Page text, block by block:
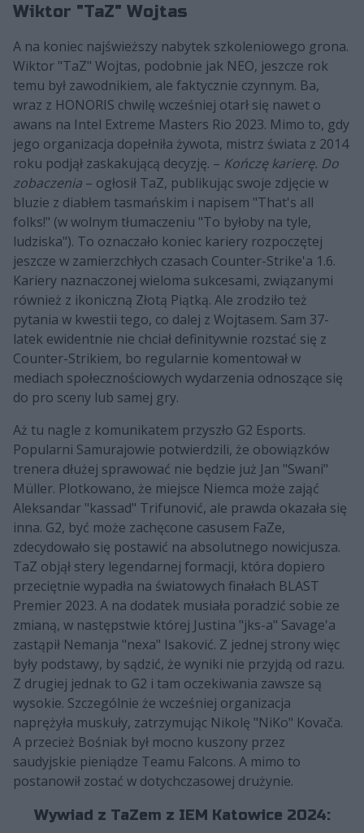
Wiktor "TaZ" Wojtas
A na koniec najświeższy nabytek szkoleniowego grona.
Wiktor "TaZ" Wojtas, podobnie jak NEO, jeszcze rok
temu był zawodnikiem, ale faktycznie czynnym. Ba,
wraz z HONORIS chwilę wcześniej otarł się nawet o
awans na Intel Extreme Masters Rio 2023. Mimo to, gdy
jego organizacja dopełniła żywota, mistrz świata z 2014
roku podjął zaskakującą decyzję. – Kończę karierę. Do
zobaczenia – ogłosił TaZ, publikując swoje zdjęcie w
bluzie z diabłem tasmańskim i napisem "That's all
folks!" (w wolnym tłumaczeniu "To byłoby na tyle,
ludziska"). To oznaczało koniec kariery rozpoczętej
jeszcze w zamierzchłych czasach Counter-Strike'a 1.6.
Kariery naznaczonej wieloma sukcesami, związanymi
również z ikoniczną Złotą Piątką. Ale zrodziło też
pytania w kwestii tego, co dalej z Wojtasem. Sam 37-
latek ewidentnie nie chciał definitywnie rozstać się z
Counter-Strikiem, bo regularnie komentował w
mediach społecznościowych wydarzenia odnoszące się
do pro sceny lub samej gry.
Aż tu nagle z komunikatem przyszło G2 Esports.
Popularni Samurajowie potwierdzili, że obowiązków
trenera dłużej sprawować nie będzie już Jan "Swani"
Müller. Plotkowano, że miejsce Niemca może zająć
Aleksandar "kassad" Trifunović, ale prawda okazała się
inna. G2, być może zachęcone casusem FaZe,
zdecydowało się postawić na absolutnego nowicjusza.
TaZ objął stery legendarnej formacji, która dopiero
przeciętnie wypadła na światowych finałach BLAST
Premier 2023. A na dodatek musiała poradzić sobie ze
zmianą, w następstwie której Justina "jks-a" Savage'a
zastąpił Nemanja "nexa" Isaković. Z jednej strony więc
były podstawy, by sądzić, że wyniki nie przyjdą od razu.
Z drugiej jednak to G2 i tam oczekiwania zawsze są
wysokie. Szczególnie że wcześniej organizacja
naprężyła muskuły, zatrzymując Nikolę "NiKo" Kovača.
A przecież Bośniak był mocno kuszony przez
saudyjskie pieniądze Teamu Falcons. A mimo to
postanowił zostać w dotychczasowej drużynie.
Wywiad z TaZem z IEM Katowice 2024: